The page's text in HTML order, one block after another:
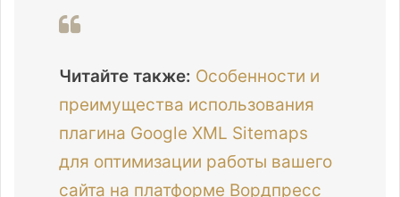
Читайте также: Особенности и
преимущества использования
плагина Google XML Sitemaps
для оптимизации работы вашего
сайта на платформе Вордпресс